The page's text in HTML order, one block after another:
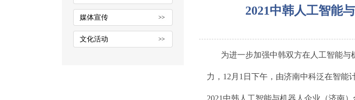
媒体宣传
文化活动
2021中韩人工智能
为进一步加强中韩双方在人工智能
力，12月1日下午，由济南中科泛在智能
2021中韩人工智能与机器人企业（济南